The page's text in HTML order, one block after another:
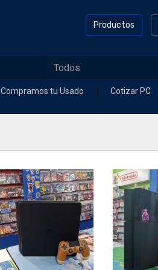
Productos
Compramos tu Usado Cotizar PC